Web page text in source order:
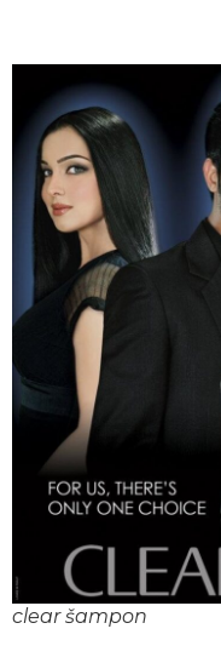
clear šampon